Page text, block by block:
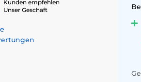
Kunden empfehlen
Unser Geschäft